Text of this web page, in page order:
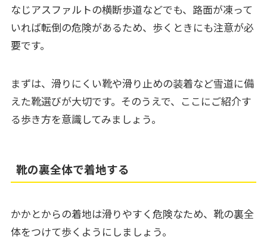
なじアスファルトの横断歩道などでも、路面が凍って
いれば転倒の危険があるため、歩くときにも注意が必
要です。
まずは、滑りにくい靴や滑り止めの装着など雪道に備
えた靴選びが大切です。そのうえで、ここにご紹介す
る歩き方を意識してみましょう。
靴の裏全体で着地する
かかとからの着地は滑りやすく危険なため、靴の裏全
体をつけて歩くようにしましょう。